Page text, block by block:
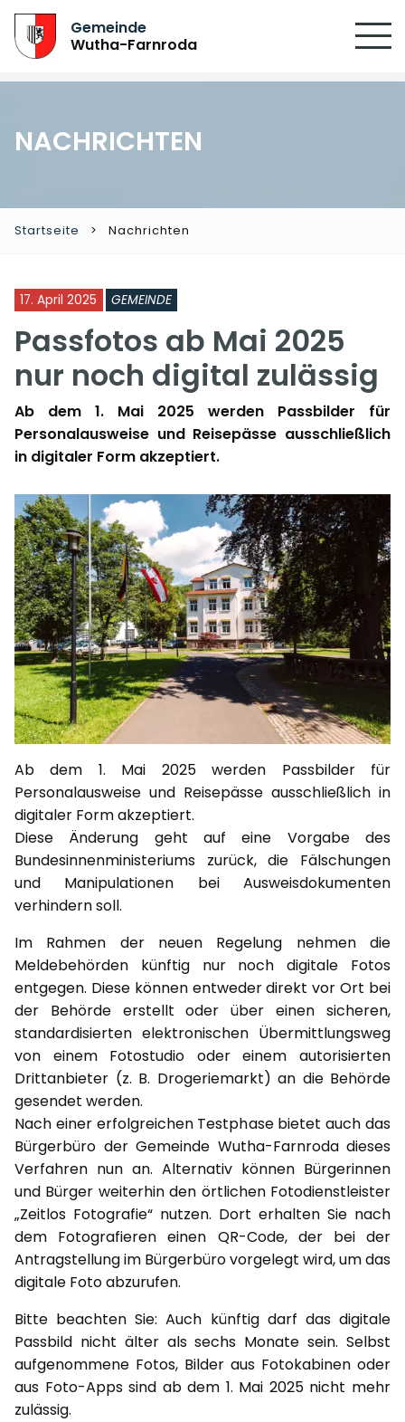
Gemeinde
Wutha-Farnroda
NACHRICHTEN
Startseite Nachrichten
17. April 2025 GEMEINDE
Passfotos ab Mai 2025
nur noch digital zulässig
Ab dem 1. Mai 2025 werden Passbilder für
Personalausweise und Reisepässe ausschließlich
in digitaler Form akzeptiert.
Ab dem 1. Mai 2025 werden Passbilder für
Personalausweise und Reisepässe ausschließlich in
digitaler Form akzeptiert.
Diese Änderung geht auf eine Vorgabe des
Bundesinnenministeriums zurück, die Fälschungen
und Manipulationen bei Ausweisdokumenten
verhindern soll.
Im Rahmen der neuen Regelung nehmen die
Meldebehörden künftig nur noch digitale Fotos
entgegen. Diese können entweder direkt vor Ort bei
der Behörde erstellt oder über einen sicheren,
standardisierten elektronischen Übermittlungsweg
von einem Fotostudio oder einem autorisierten
Drittanbieter (z. B. Drogeriemarkt) an die Behörde
gesendet werden.
Nach einer erfolgreichen Testphase bietet auch das
Bürgerbüro der Gemeinde Wutha-Farnroda dieses
Verfahren nun an. Alternativ können Bürgerinnen
und Bürger weiterhin den örtlichen Fotodienstleister
„Zeitlos Fotografie“ nutzen. Dort erhalten Sie nach
dem Fotografieren einen QR-Code, der bei der
Antragstellung im Bürgerbüro vorgelegt wird, um das
digitale Foto abzurufen.
Bitte beachten Sie: Auch künftig darf das digitale
Passbild nicht älter als sechs Monate sein. Selbst
aufgenommene Fotos, Bilder aus Fotokabinen oder
aus Foto-Apps sind ab dem 1. Mai 2025 nicht mehr
zulässig.